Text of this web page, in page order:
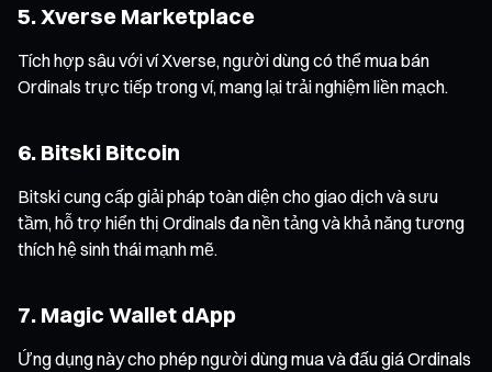
5. Xverse Marketplace
Tích hợp sâu với ví Xverse, người dùng có thể mua bán
Ordinals trực tiếp trong ví, mang lại trải nghiệm liền mạch.
6. Bitski Bitcoin
Bitski cung cấp giải pháp toàn diện cho giao dịch và sưu
tầm, hỗ trợ hiển thị Ordinals đa nền tảng và khả năng tương
thích hệ sinh thái mạnh mẽ.
7. Magic Wallet dApp
Ứng dụng này cho phép người dùng mua và đấu giá Ordinals